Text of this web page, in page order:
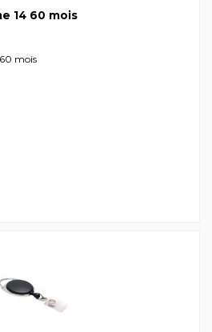
14 60 mois
mois